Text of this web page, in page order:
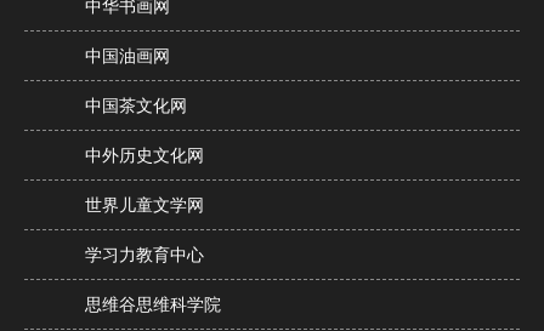
中华书画网
中国油画网
中国茶文化网
中外历史文化网
世界儿童文学网
学习力教育中心
思维谷思维科学院